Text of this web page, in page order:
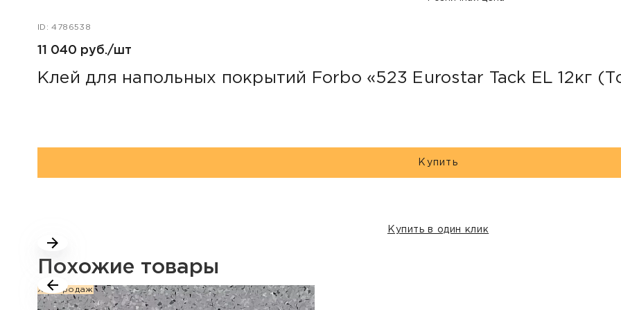
ID: 4786538
11 040 руб./шт
Клей для напольных покрытий Forbo «523 Eurostar Tack EL 12кг
Купить
Купить в один клик
Похожие товары
Хит продаж